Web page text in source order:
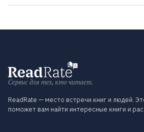
Сервис для тех, кто читает.
ReadRate — место встречи книг и людей.
поможет вам найти интересные книги и